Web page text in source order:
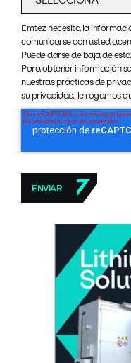
Emtez necesita la
comunicarse con usted
Puede darse de baja de
Para obtener información
nuestras prácticas de
su privacidad, le rogamos